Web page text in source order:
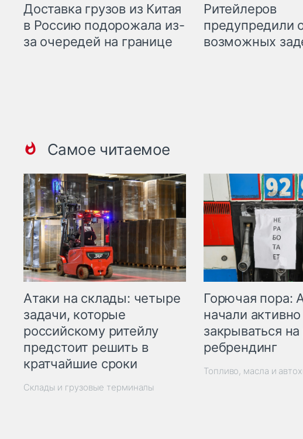
Доставка грузов из Китая
в Россию подорожала из-
за очередей на границе
Ритейлеров
предупредили
возможных
Самое читаемое
Атаки на склады: четыре
задачи, которые
российскому ритейлу
предстоит решить в
кратчайшие сроки
Склады и грузовые терминалы
Горючая пора:
начали активно
закрываться
ребрендинг
Топливо, масла и